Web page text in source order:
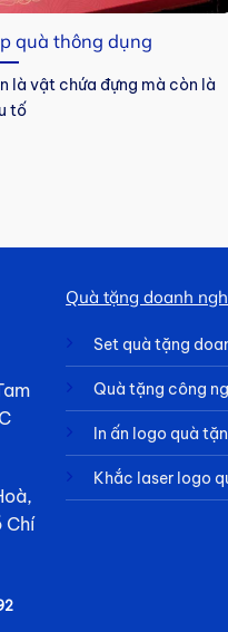
quà thông dụng
là vật chứa đựng mà còn là
tố
Chí
Quà tặng doanh
Set quà tặng
Quà tặng công
In ấn logo quà
Khắc laser logo